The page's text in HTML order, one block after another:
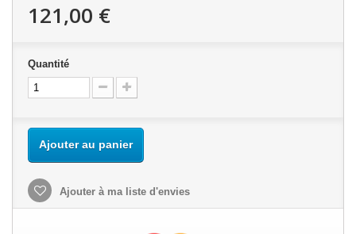
121,00 €
Quantité
Ajouter au panier
Ajouter à ma liste d'envies